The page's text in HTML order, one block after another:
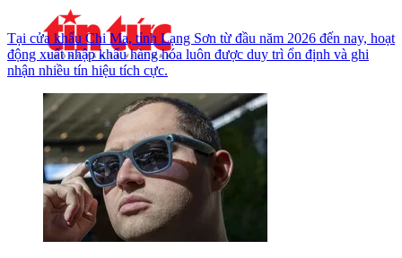
Tại cửa khẩu Chi Ma, tỉnh Lạng Sơn từ đầu năm 2026 đến nay, hoạt
động xuất nhập khẩu hàng hóa luôn được duy trì ổn định và ghi
nhận nhiều tín hiệu tích cực.